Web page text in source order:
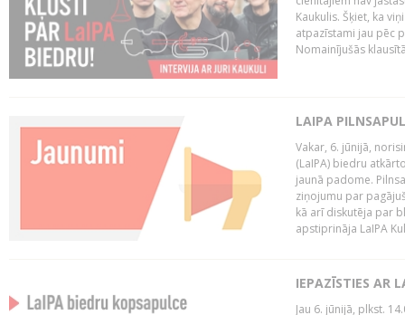
Kaukulis. Šķiet, ka
atpazīstami jau pēc
Nomainījušās
LAIPA
Vakar, 6. jūnijā,
(LaIPA) biedru
jaunā padome.
ziņojumu par
kā arī diskutēja par
apstiprināja LaIPA
IEPAZĪSTIES AR
Jau 6. jūnijā, plkst.